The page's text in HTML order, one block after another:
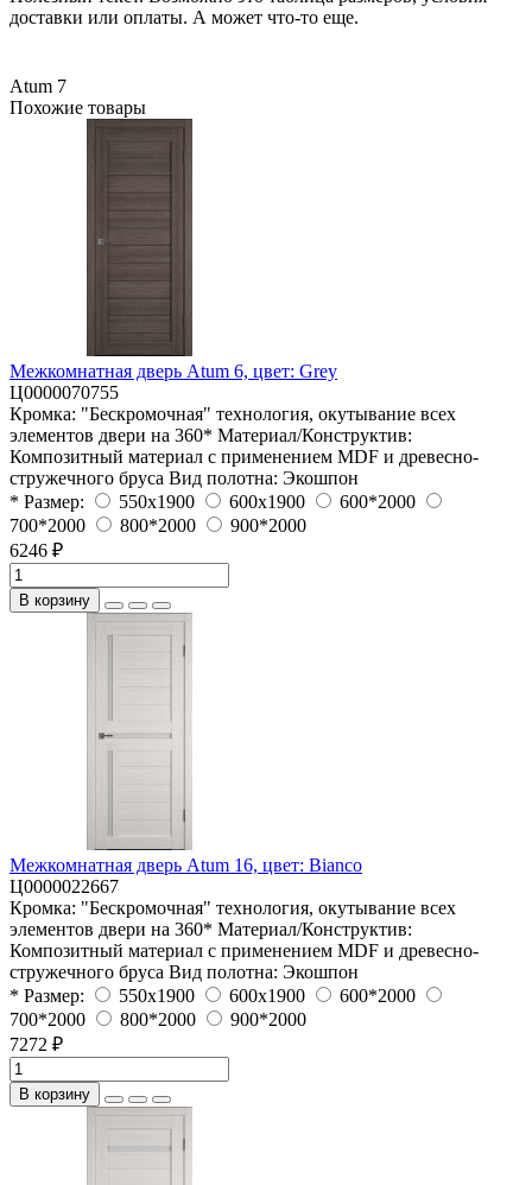
доставки или оплаты. А может что-то еще.
Atum 7
Похожие товары
Межкомнатная дверь Atum 6, цвет: Grey
Ц0000070755
Кромка: "Бескромочная" технология, окутывание всех
элементов двери на 360* Материал/Конструктив:
Композитный материал с применением MDF и древесно-
стружечного бруса Вид полотна: Экошпон
* Размер:
550x1900 600x1900
600*2000
700*2000
800*2000
900*2000
6246 ₽
В корзину
Межкомнатная дверь Atum 16, цвет: Bianco
Ц0000022667
Кромка: "Бескромочная" технология, окутывание всех
элементов двери на 360* Материал/Конструктив:
Композитный материал с применением MDF и древесно-
стружечного бруса Вид полотна: Экошпон
* Размер:
550x1900 600x1900
600*2000
700*2000
800*2000
900*2000
7272 ₽
В корзину